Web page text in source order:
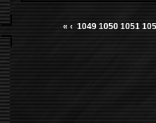
« ‹ 1049 1050 1051